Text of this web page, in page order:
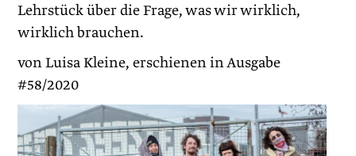
Lehrstück über die Frage, was wir wirklich,
wirklich brauchen.
von Luisa Kleine, erschienen in Ausgabe
#58/2020